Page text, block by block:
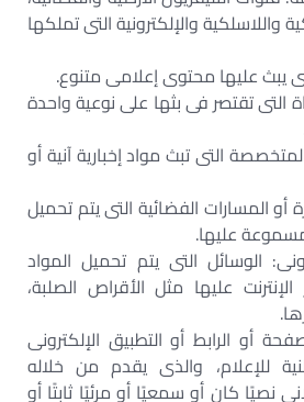
واللاسلكية والإلكترونية التى تملكها
يبث عليها محتوى إعلامى متنوع.
التى تقتصر فى بثها على نوعية واحدة
المتخصصة التى تبث مواد إخبارية آنية أو
أو المسارات الفضائية التى يتم تحميل
عليها.
الوسائل التى يتم تحميل المواد
الإنترنت عليها مثل الأقراص الصلبة،
أو الرابط أو التطبيق الإلكترونى
للإعلام، والذى يقدم من خلاله
نصيًا كان أو سمعيًا أو مرئيًا ثابتًا أو